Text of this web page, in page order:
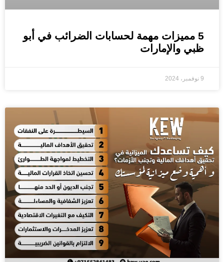
5 مميزات مهمة لحسابات الضرائب في أبو
ظبي والإمارات
9 نوفمبر، 2024